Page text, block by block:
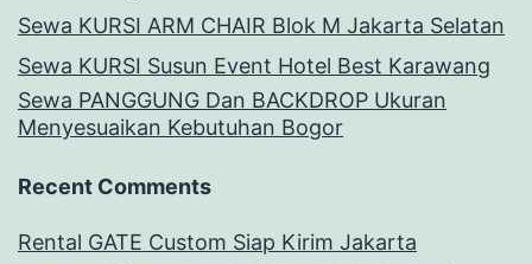
Sewa KURSI ARM CHAIR Blok M Jakarta Selatan
Sewa KURSI Susun Event Hotel Best Karawang
Sewa PANGGUNG Dan BACKDROP Ukuran
Menyesuaikan Kebutuhan Bogor
Recent Comments
Rental GATE Custom Siap Kirim Jakarta